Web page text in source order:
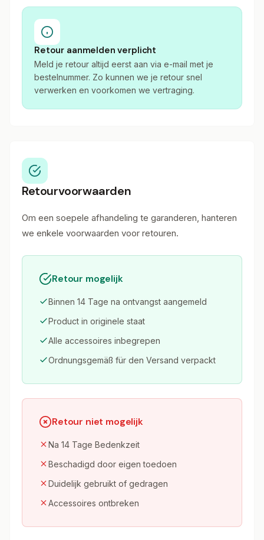
Retour aanmelden verplicht
Meld je retour altijd eerst aan via e-mail met je
bestelnummer. Zo kunnen we je retour snel
verwerken en voorkomen we vertraging.
Retourvoorwaarden
Om een soepele afhandeling te garanderen, hanteren
we enkele voorwaarden voor retouren.
Retour mogelijk
Binnen 14 Tage na ontvangst aangemeld
Product in originele staat
Alle accessoires inbegrepen
Ordnungsgemäß für den Versand verpackt
Retour niet mogelijk
Na 14 Tage Bedenkzeit
Beschadigd door eigen toedoen
Duidelijk gebruikt of gedragen
Accessoires ontbreken